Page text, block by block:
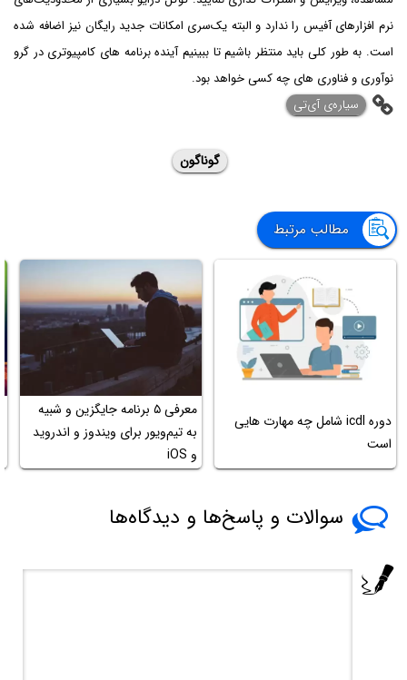
نرم افزارهای آفیس را ندارد و البته یک‌‌سری امکانات جدید رایگان نیز اضافه شده
است. به طور کلی باید منتظر باشیم تا ببینیم آینده برنامه های کامپیوتری در گرو
نوآوری و فناوری های چه کسی خواهد بود.
‌سیاره‌ی آی‌تی
گوناگون
مطالب مرتبط
دوره icdl شامل چه مهارت هایی
است
معرفی ۵ برنامه جایگزین و شبیه
به تیم‌ویور برای ویندوز و اندروید
و iOS
سوالات و پاسخ‌ها و دیدگاه‌ها